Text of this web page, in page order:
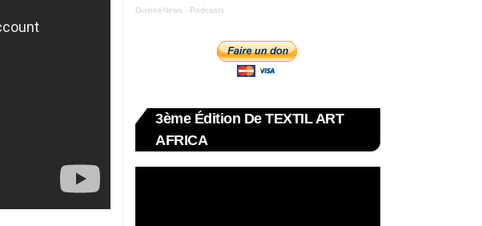
GuineeNews · Podcasts
3ème Édition De TEXTIL ART
AFRICA